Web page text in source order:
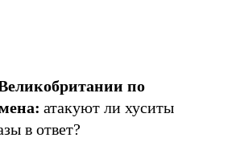
по
атакуют ли хуситы
в ответ?